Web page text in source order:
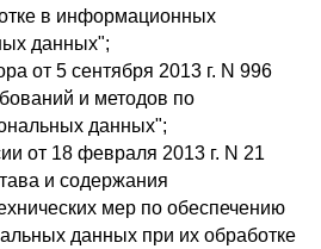
в информационных
данных";
от 5 сентября 2013 г. N 996
и методов по
данных";
от 18 февраля 2013 г. N 21
и содержания
мер по обеспечению
данных при их обработке